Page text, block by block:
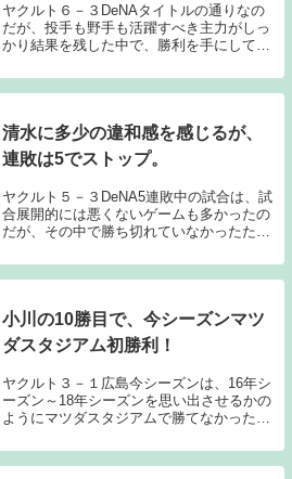
ヤクルト６－３DeNAタイトルの通りなの
だが、投手も野手も活躍すべき主力がしっ
かり結果を残した中で、勝利を手にしてみ
勝ち切ったことがチームの勝利に繋がっ
た。こういった勝ちゲームは、意外に少な
清水に多少の違和感を感じるが、
連敗は5でストップ。
ヤクルト５－３DeNA5連敗中の試合は、試
合展開的には悪くないゲームも多かったの
だが、その中で勝ち切れていなかったた
じていた。今日も5連敗中と同様に勝てる
可能性がある中でゲーム後半を迎えたのだ
小川の10勝目で、今シーズンマツ
ダスタジアム初勝利！
ヤクルト３－１広島今シーズンは、16年シ
ーズン～18年シーズンを思い出させるかの
ようにマツダスタジアムで勝てなかったの
げることが出来た。エース小川の好投あっ
ての勝利ということで、小川の存在の大き